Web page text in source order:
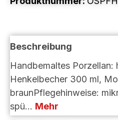
Beschreibung
Handbemaltes Porzellan:
Henkelbecher 300 ml,
braunPflegehinweise:
spü… Mehr